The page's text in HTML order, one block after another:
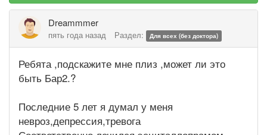
Dreammmer
пять года назад Раздел: Для всех (без доктора)
Ребята ,подскажите мне плиз ,может ли это
быть Бар2.?
Последние 5 лет я думал у меня
невроз,депрессия,тревога